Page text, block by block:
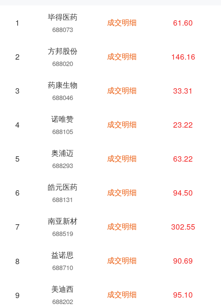
1
毕得医药
688073
2
方邦股份
688020
3
药康生物
688046
4
诺唯赞
688105
5
奥浦迈
688293
6
皓元医药
688131
7
南亚新材
688519
8
益诺思
688710
9
美迪西
688202
成交明细 61.60
成交明细 146.16
成交明细 33.31
成交明细 23.22
成交明细 63.22
成交明细 94.50
成交明细 302.55
成交明细 90.69
成交明细 95.10